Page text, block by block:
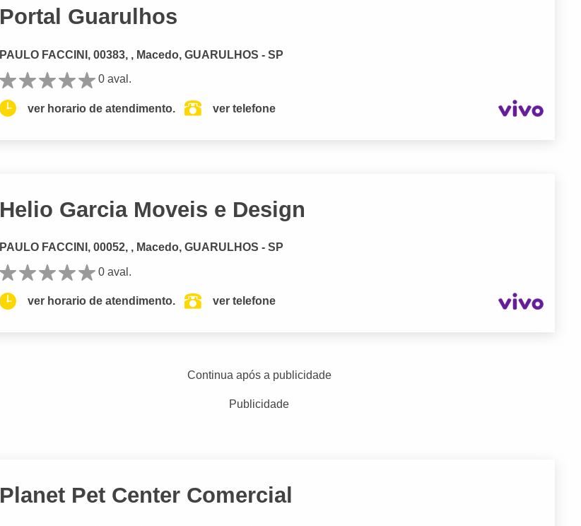
Portal Guarulhos
PAULO FACCINI, 00383, , Macedo, GUARULHOS - SP
0 aval.
ver horario de atendimento. ver telefone
Helio Garcia Moveis e Design
PAULO FACCINI, 00052, , Macedo, GUARULHOS - SP
0 aval.
ver horario de atendimento. ver telefone
Continua após a publicidade
Publicidade
Planet Pet Center Comercial